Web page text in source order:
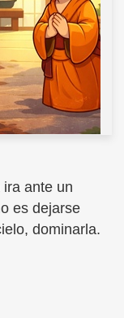
ante un
es dejarse
dominarla.